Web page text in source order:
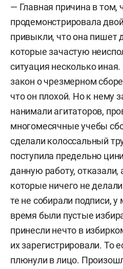
— Главная причина в том,
продемонстрировала
привыкли, что она пишет
которые зачастую
ситуация несколько
закон о чрезмерном
что он плохой. Но к нему
нанимали агитаторов,
многомесячные учебы
сделали колоссальный
поступила предельно
данную работу, отказали,
которые ничего не
те не собирали подписи, у
время были пустые
принесли нечто в
их зарегистрировали. То
плюнули в лицо.